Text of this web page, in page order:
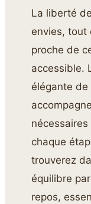
La liberté
envies, tout
proche de
accessible.
élégante
chaque
trouverez
équilibre
repos,